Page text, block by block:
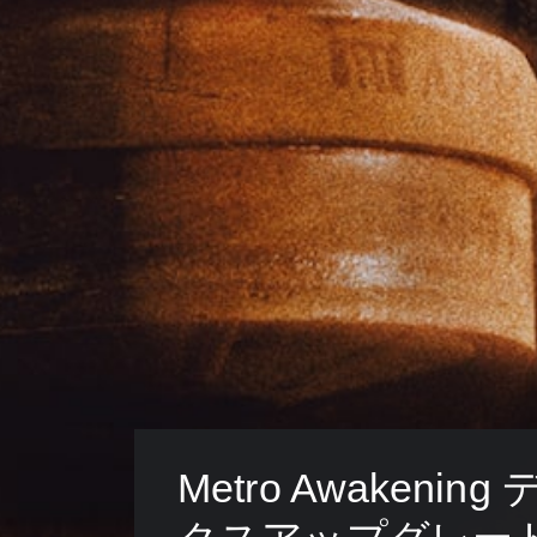
Metro Awakening